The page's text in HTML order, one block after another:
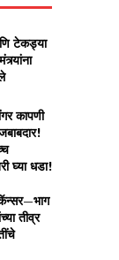
टेकड्या
कापणी
घ्या धडा!
तीव्र